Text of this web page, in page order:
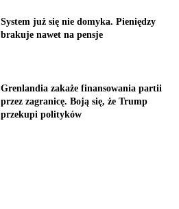
System już się nie domyka. Pieniędzy
brakuje nawet na pensje
Grenlandia zakaże finansowania partii
przez zagranicę. Boją się, że Trump
przekupi polityków